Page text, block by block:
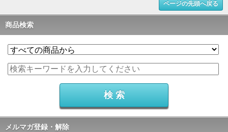
ページの先頭へ戻る
商品検索
メルマガ登録・解除